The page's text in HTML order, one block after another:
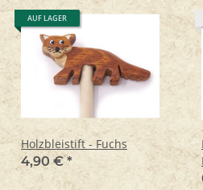
AUF LAGER
Holzbleistift - Fuchs
4,90 €*